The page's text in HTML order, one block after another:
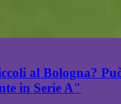
al Bologna?
in Serie A"